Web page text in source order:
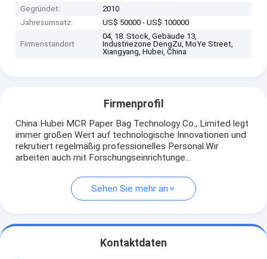
Gegründet:
2010
Jahresumsatz:
US$ 50000 - US$ 100000
Firmenstandort
04, 18. Stock, Gebäude 13,
Industriezone DengZu, MoYe Street,
Xiangyang, Hubei, China
Firmenprofil
China Hubei MCR Paper Bag Technology Co., Limited legt
immer großen Wert auf technologische Innovationen und
rekrutiert regelmäßig professionelles Personal.Wir
arbeiten auch mit Forschungseinrichtunge...
Sehen Sie mehr an
Kontaktdaten